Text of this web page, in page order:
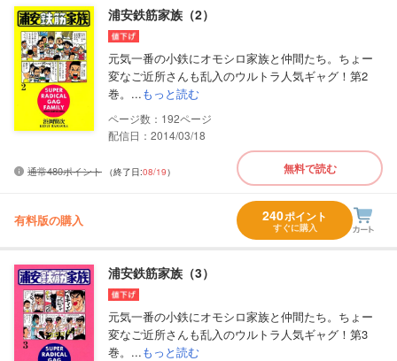
浦安鉄筋家族（2）
元気一番の小鉄にオモシロ家族と仲間たち。ちょー
変なご近所さんも乱入のウルトラ人気ギャグ！第2
巻。...もっと読む
192
配信日：2014/03/18
通常480ポイント （終了日:08/19） 無料で読む
有料版の購入 240ポイント
すぐに購入
浦安鉄筋家族（3）
元気一番の小鉄にオモシロ家族と仲間たち。ちょー
変なご近所さんも乱入のウルトラ人気ギャグ！第3
巻。...もっと読む